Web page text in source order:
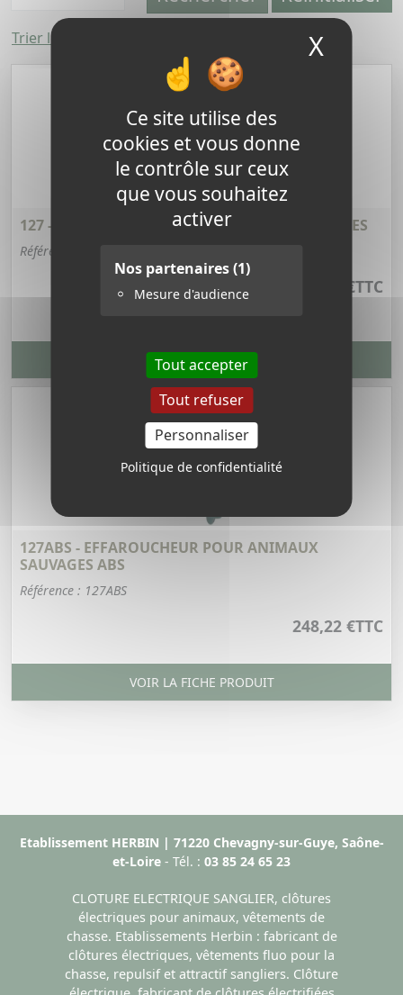
Ce site utilise des
cookies et vous donne
le contrôle sur ceux
que vous souhaitez
activer
Nos partenaires(1)
Mesure d'audience
Tout accepter
Tout refuser
Personnaliser
Politique de confidentialité
X
Trier le plus cher en premier
127 - EFFAROUCHEUR POUR ANIMAUX SAUVAGES
Référence : 127
274,68 €TTC
VOIR LA FICHE PRODUIT
127ABS - EFFAROUCHEUR POUR ANIMAUX
SAUVAGES ABS
Référence : 127ABS
248,22 €TTC
VOIR LA FICHE PRODUIT
Etablissement HERBIN | 71220 Chevagny-sur-Guye, Saône-
et-Loire - Tél. : 03 85 24 65 23
CLOTURE ELECTRIQUE SANGLIER, clôtures
électriques pour animaux, vêtements de
chasse. Etablissements Herbin : fabricant de
clôtures électriques, vêtements fluo pour la
chasse, repulsif et attractif sangliers. Clôture